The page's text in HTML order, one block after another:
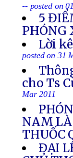
-- posted on
5
PHÓNG
Lời
posted on 31
cho Ts
Mar 2011
NAM LÀ
THUỐC
ÐẠI